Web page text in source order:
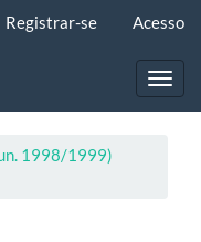
Registrar-se Acesso
1998/1999)